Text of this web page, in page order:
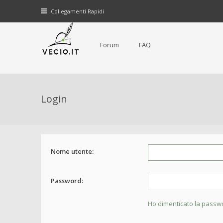
Collegamenti Rapidi
Forum FAQ
Login
Nome utente:
Password:
Ho dimenticato la